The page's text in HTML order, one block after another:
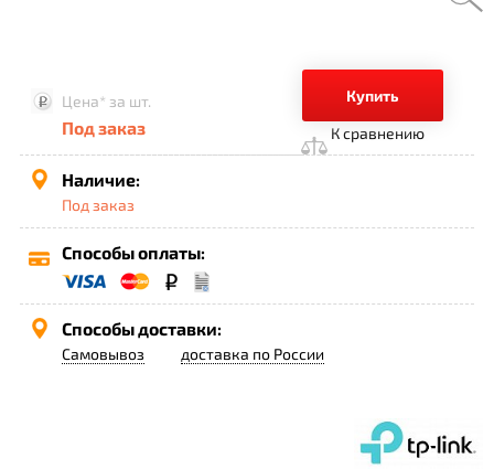
Купить
Цена* за шт.
Под заказ К сравнению
Наличие:
Под заказ
Способы оплаты:
Способы доставки:
Самовывоз доставка по России